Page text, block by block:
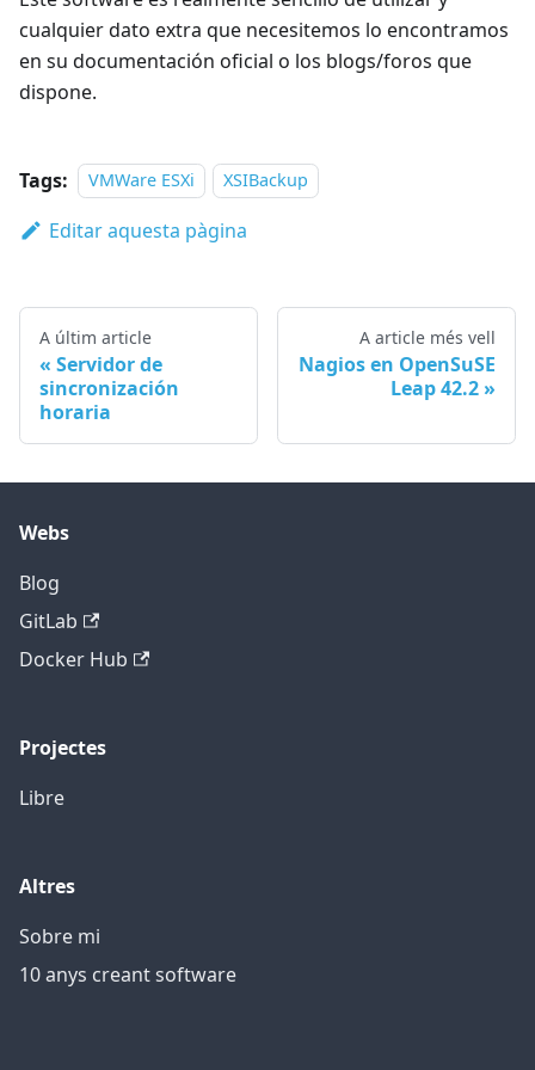
cualquier dato extra que necesitemos lo encontramos
en su documentación oficial o los blogs/foros que
dispone.
Tags: VMWare ESXi XSIBackup
Editar aquesta pàgina
A últim article
Servidor de
sincronización
horaria
A article més vell
Nagios en OpenSuSE
Leap 42.2
Webs
Blog
GitLab
Docker Hub
Projectes
Libre
Altres
Sobre mi
10 anys creant software